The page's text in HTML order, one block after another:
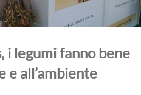
i legumi fanno bene
e all’ambiente